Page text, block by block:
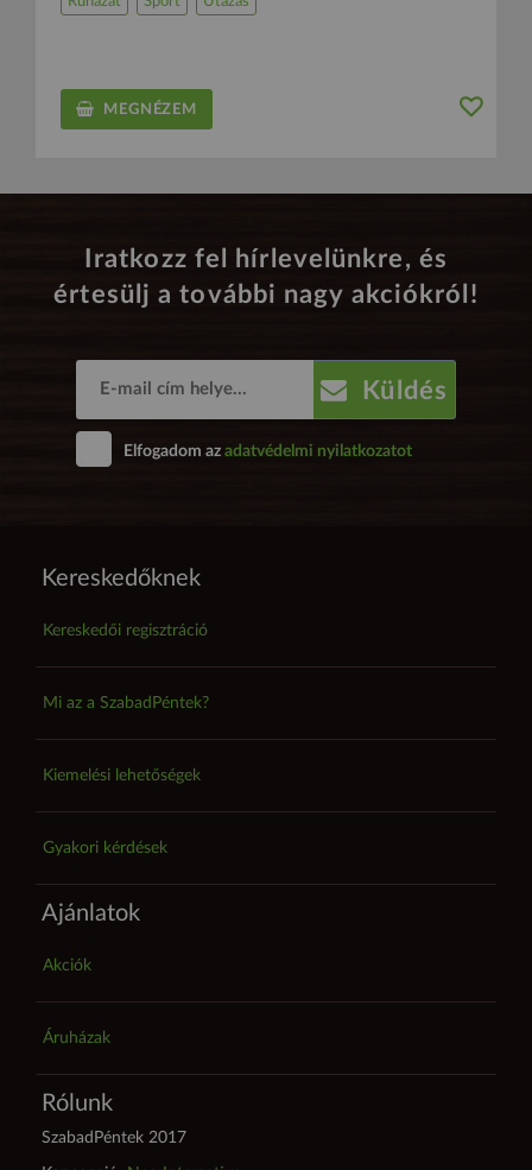
MEGNÉZEM
Iratkozz fel hírlevelünkre, és
értesülj a további nagy akciókról!
Küldés
Elfogadom az adatvédelmi nyilatkozatot
Kereskedőknek
Kereskedői regisztráció
Mi az a SzabadPéntek?
Kiemelési lehetőségek
Gyakori kérdések
Ajánlatok
Akciók
Áruházak
Rólunk
SzabadPéntek 2017